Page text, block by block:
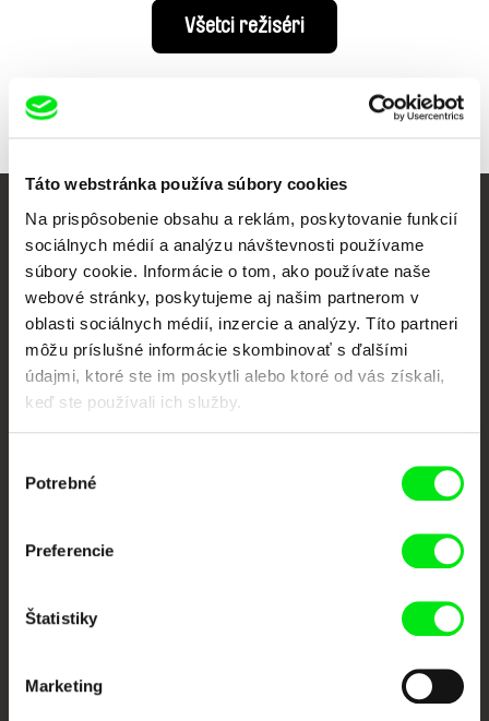
Táto webstránka používa súbory cookies
Na prispôsobenie obsahu a reklám, poskytovanie funkcií
sociálnych médií a analýzu návštevnosti používame
súbory cookie. Informácie o tom, ako používate naše
webové stránky, poskytujeme aj našim partnerom v
oblasti sociálnych médií, inzercie a analýzy. Títo partneri
môžu príslušné informácie skombinovať s ďalšími
údajmi, ktoré ste im poskytli alebo ktoré od vás získali,
keď ste používali ich služby.
súhlasu
Potrebné
Preferencie
Štatistiky
Marketing
Všetci režiséri
Vaše online kino
Nové filmy každý týždeň
Portál DAFilms vznikol vďaka tvorivej spolupráci siedmich významných
európskych festivalov dokumentárneho filmu združených pod Doc Alliance.
Členovia Doc Alliance
CPH:DOX DOK Leipzig